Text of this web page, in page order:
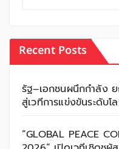
Recent Posts
รัฐ–เอกชนผนึกกำลัง ย
สู่เวทีการแข่งขันระดับโ
“GLOBAL PEACE